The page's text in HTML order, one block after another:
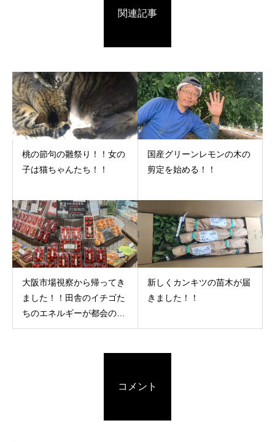
関連記事
桃の節句の雛祭り！！女の
子は猫ちゃんたち！！
国産グリーンレモンの木の
剪定を始める！！
大阪市場視察から帰ってき
ました！！田舎のイチゴた
ちのエネルギーが都会の人
たちをハッピィーにしてま
新しくカンキツの苗木が届
きました！！
コメント